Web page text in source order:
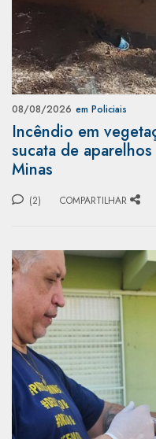
08/08/2026 em Policiais
Incêndio em
sucata de
Minas
(2) COMPARTILHAR